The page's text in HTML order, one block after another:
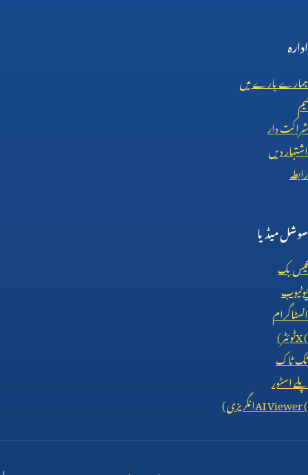
ادارہ
ہمارے بارے میں
ٹیم
شراکت دار
اشتہار دیں
رابطہ
سوشل میڈیا
فیس بک
یوٹیوب
انسٹاگرام
X (ٹوئٹر)
ٹک ٹاک
پلے اسٹور
AI Viewer (انگریزی)